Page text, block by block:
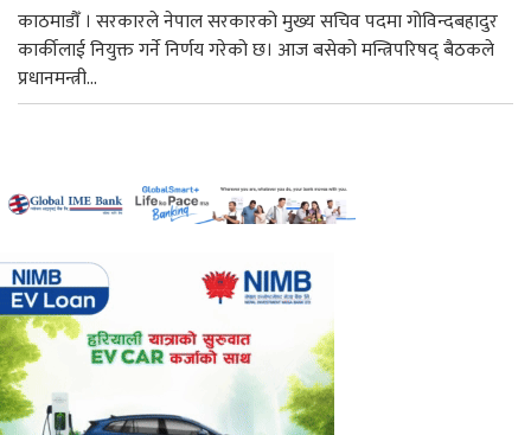
काठमाडौँ । सरकारले नेपाल सरकारको मुख्य सचिव पदमा गोविन्दबहादुर
कार्कीलाई नियुक्त गर्ने निर्णय गरेको छ। आज बसेको मन्त्रिपरिषद् बैठकले
प्रधानमन्त्री...